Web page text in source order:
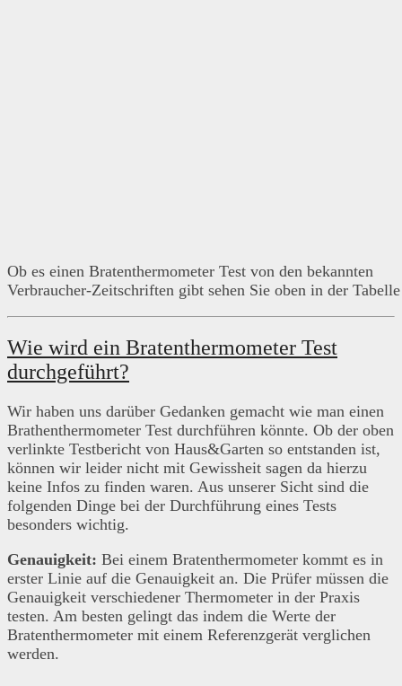
Ob es einen Bratenthermometer Test von den bekannten
Verbraucher-Zeitschriften gibt sehen Sie oben in der Tabelle
Wie wird ein Bratenthermometer Test
durchgeführt?
Wir haben uns darüber Gedanken gemacht wie man einen
Brathenthermometer Test durchführen könnte. Ob der oben
verlinkte Testbericht von Haus&Garten so entstanden ist,
können wir leider nicht mit Gewissheit sagen da hierzu
keine Infos zu finden waren. Aus unserer Sicht sind die
folgenden Dinge bei der Durchführung eines Tests
besonders wichtig.
Genauigkeit: Bei einem Bratenthermometer kommt es in
erster Linie auf die Genauigkeit an. Die Prüfer müssen die
Genauigkeit verschiedener Thermometer in der Praxis
testen. Am besten gelingt das indem die Werte der
Bratenthermometer mit einem Referenzgerät verglichen
werden.